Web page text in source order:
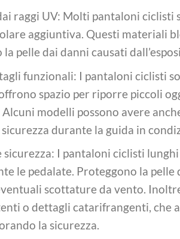
raggi UV: Molti pantaloni
aggiuntiva. Questi materiali
pelle dai danni causati
funzionali: I pantaloni ciclisti
spazio per riporre piccoli
modelli possono avere
durante la guida in
sicurezza: I pantaloni ciclisti
le pedalate. Proteggono la
scottature da vento.
o dettagli catarifrangenti, che
la sicurezza.